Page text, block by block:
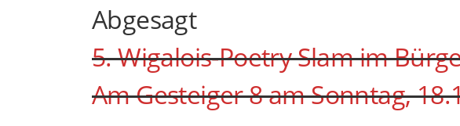
Abgesagt
5. Wigalois-Poetry Slam im
Am Gesteiger 8 am Sonntag,